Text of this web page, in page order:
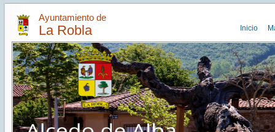
Ayuntamiento de
La Robla Inicio